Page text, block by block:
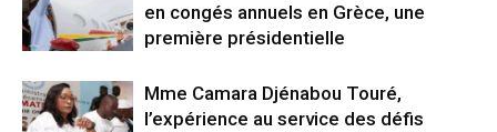
en congés annuels en Grèce, une
première présidentielle
Mme Camara Djénabou Touré,
l’expérience au service des défis